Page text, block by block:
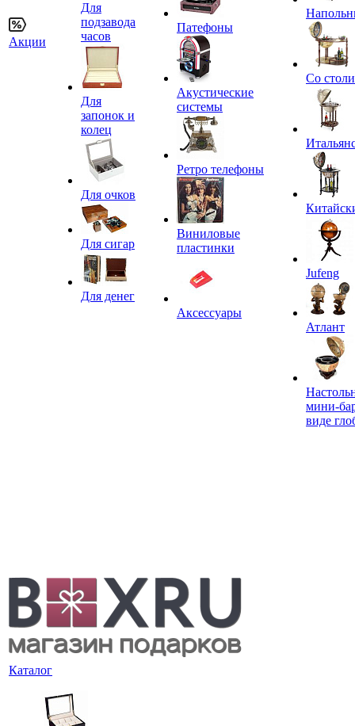
Акции
Для
подзавода
часов
Для
запонок и
колец
Для очков
Для сигар
Для денег
Патефоны
Акустические
системы
Ретро телефоны
Виниловые
пластинки
Аксессуары
Со
Jufeng
Атлант
мини-
виде
Каталог